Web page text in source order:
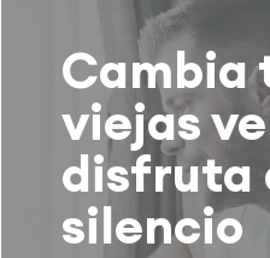
Cambia
viejas
disfruta
silencio